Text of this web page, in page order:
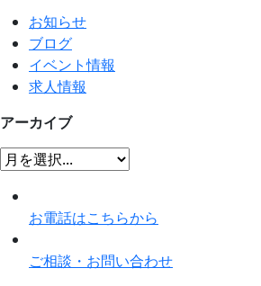
お知らせ
ブログ
イベント情報
求人情報
アーカイブ
お電話はこちらから
ご相談・お問い合わせ